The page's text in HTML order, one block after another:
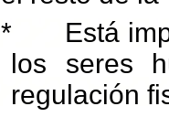
*
Está
los seres
regulación